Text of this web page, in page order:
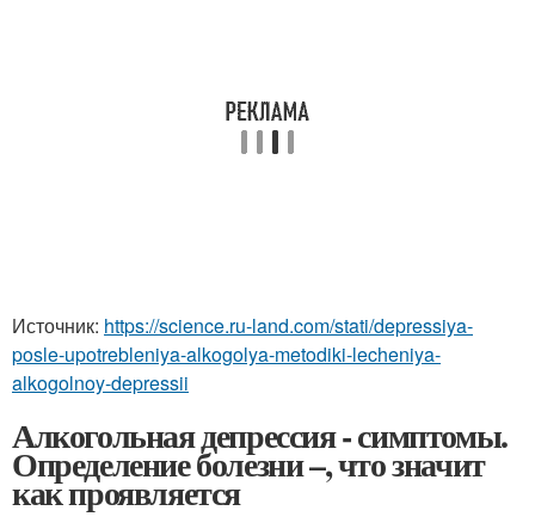
Источник: https://science.ru-land.com/stati/depressiya-
posle-upotrebleniya-alkogolya-metodiki-lecheniya-
alkogolnoy-depressii
Алкогольная депрессия - симптомы.
Определение болезни –, что значит
как проявляется